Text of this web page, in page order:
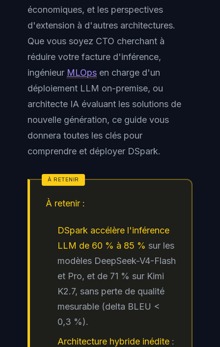
économiques, et les perspectives
d'extension à d'autres architectures.
Que vous soyez CTO cherchant à
réduire votre facture d'inférence,
ingénieur MLOps en charge d'un
déploiement LLM on-premise, ou
architecte IA évaluant les solutions de
nouvelle génération, ce guide vous
donnera toutes les clés pour
comprendre et déployer DSpark.
À retenir :
DSpark accélère l'inférence
LLM de 60 % à 85 % sur les
modèles DeepSeek-V4-Flash
et Pro, et de 71 % sur Kimi
K2.7, sans perte de qualité
mesurable (delta BLEU <
0,3 %).
Architecture hybride inédite :